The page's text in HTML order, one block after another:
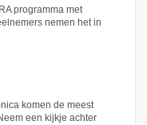
programma met
nemen het in
komen de meest
een kijkje achter